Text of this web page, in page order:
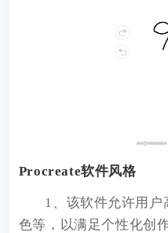
Procreate软件风格
1、该软件允许用户
色等，以满足个性化创